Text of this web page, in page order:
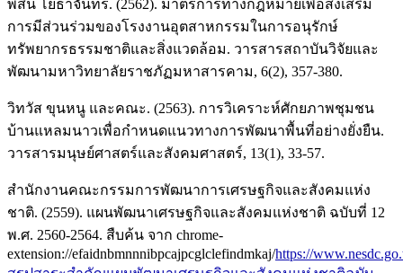
พสิน โยธาจันทร์. (2562). มาตรการทางกฎหมายเพื่อส่งเสริม
การมีส่วนร่วมของโรงงานอุตสาหกรรมในการอนุรักษ์
ทรัพยากรธรรมชาติและสิ่งแวดล้อม. วารสารสถาบันวิจัยและ
พัฒนามหาวิทยาลัยราชภัฏมหาสารคาม, 6(2), 357-380.
วิทวัส ขุนหนู และคณะ. (2563). การวิเคราะห์ศักยภาพชุมชน
บ้านแหลมนาวเพื่อกำหนดแนวทางการพัฒนาพื้นที่อย่างยั่งยืน.
วารสารมนุษย์ศาสตร์และสังคมศาสตร์, 13(1), 33-57.
สำนักงานคณะกรรมการพัฒนาการเศรษฐกิจและสังคมแห่ง
ชาติ. (2559). แผนพัฒนาเศรษฐกิจและสังคมแห่งชาติ ฉบับที่ 12
พ.ศ. 2560-2564. สืบค้น จาก chrome-
extension://efaidnbmnnnibpcajpcglclefindmkaj/https://